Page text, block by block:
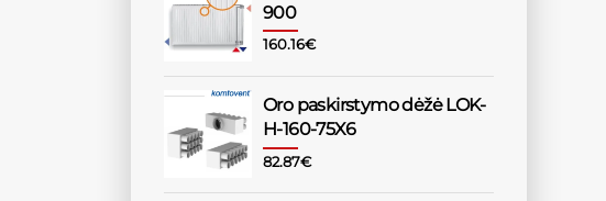
900
160.16€
Oro paskirstymo dėžė LOK-
H-160-75X6
82.87€